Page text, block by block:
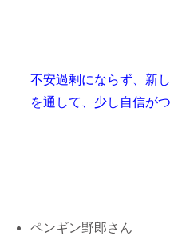
不安過剰にならず、新
を通して、少し自信が
ペンギン野郎さん